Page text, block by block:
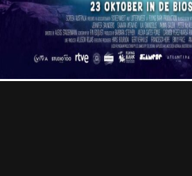
Contact